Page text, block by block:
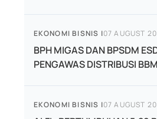
EKONOMI BISNIS |07 AUGUST
BPH MIGAS DAN BPSDM
PENGAWAS DISTRIBUSI
EKONOMI BISNIS |07 AUGUST